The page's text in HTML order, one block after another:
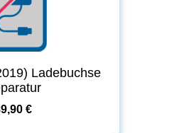
Ladebuchse
€